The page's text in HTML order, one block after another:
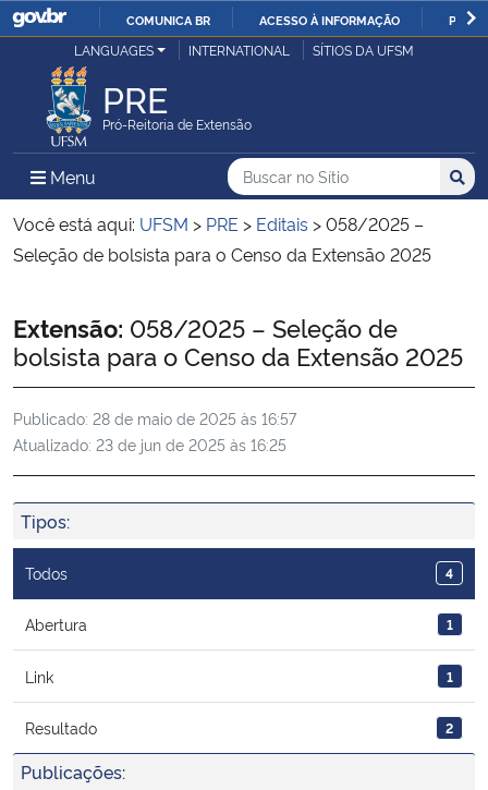
IR
COMUNICA BR ACESSO À INFORMAÇÃO
Ministério da Justiça e Segurança Pública
Ministério da Defesa
Ministério das Relações Exteriores
Ministério da Infraestrutura
Ministério da Agricultura, Pecuária e Abastecimento
Ministério da Educação
Ministério da Cidadania
Ministério da Saúde
Ministério de Minas e Energia
Ministério da Ciência, Tecnologia, Inovações e Comunicações
Ministério do Meio Ambiente
LANGUAGES INTERNATIONAL SÍTIOS DA UFSM
PRE
Pró-Reitoria de Extensão
Menu Menu Principal do Sítio
Busca
Buscar no no Sítio
Busca:
Você está aqui: UFSM > PRE > Editais >058/2025 –
Seleção de bolsista para o Censo da Extensão 2025
Início do conteúdo
Extensão: 058/2025 – Seleção de
bolsista para o Censo da Extensão 2025
Publicado: 28 de maio de 2025 às 16:57
Atualizado: 23 de jun de 2025 às 16:25
Tipos:
Todos 4
Abertura 1
Link 1
Resultado 2
Publicações: